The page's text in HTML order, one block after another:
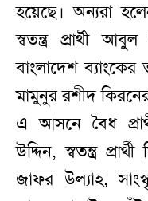
হয়েছে। অন্যরা
স্বতন্ত্র প্রার্থী
বাংলাদেশ
মামুনুর রশীদ
এ আসনে বৈধ
উদ্দিন, স্বতন্ত্র
জাফর উল্যাহ,